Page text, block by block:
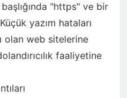
"https" ve bir
yazım hataları
olan web sitelerine
faaliyetine